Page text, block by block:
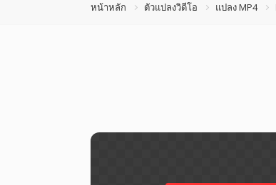
หน้าหลัก ตัวแปลงวิดีโอ แปลง MP4